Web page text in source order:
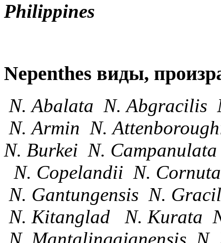
Philippines
Nepenthes виды,
N. Abalata N. Abgracilis
N. Armin N.
N. Burkei N.
N. Copelandii N.
N. Gantungensis N.
N. Kitanglad N. Kurata
N. Mantalingajanensis